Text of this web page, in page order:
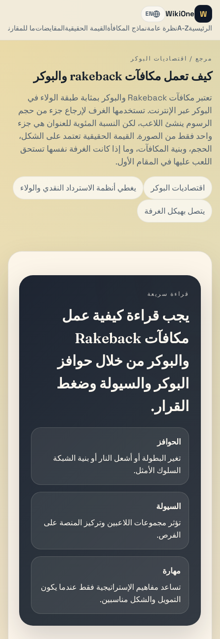
W
WikiOne
الرئيسيةA-Zنظرة عامةنماذج المكافأةالقيمة الحقيقيةالمقايضاتما للمقارنة
EN
مرجع / اقتصاديات البوكر
كيف تعمل مكافآت rakeback والبوكر
تعتبر مكافآت Rakeback والبوكر بمثابة طبقة الولاء في
البوكر عبر الإنترنت. تستخدمها الغرف لإرجاع جزء من حجم
الرسوم ينشئ اللاعب، لكن النسبة المئوية للعنوان هي جزء
واحد فقط من الصورة. القيمة الحقيقية تعتمد على الشكل،
الحجم، وبنية المكافآت، وما إذا كانت الغرفة نفسها تستحق
اللعب عليها في المقام الأول.
اقتصاديات البوكر يغطي أنظمة الاسترداد النقدي والولاء
يتصل بهيكل الغرفة
قراءة سريعة
يجب قراءة كيفية عمل
مكافآت Rakeback
والبوكر من خلال حوافز
البوكر والسيولة وضغط
القرار.
الحوافز
تغير البطولة أو أشعل النار أو بنية الشبكة
السلوك الأمثل.
السيولة
تؤثر مجموعات اللاعبين وتركيز المنصة على
الفرص.
مهارة
تساعد مفاهيم الإستراتيجية فقط عندما يكون
التمويل والشكل مناسبين.